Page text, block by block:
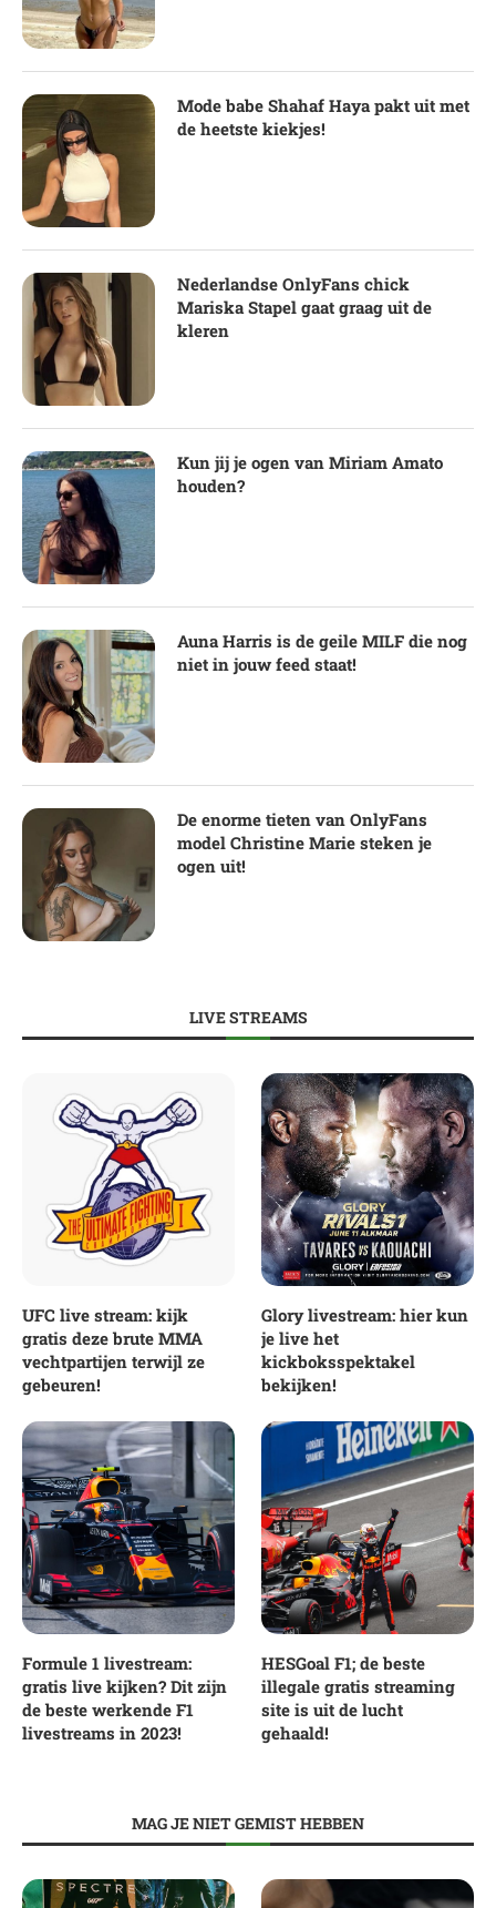
Mode babe Shahaf Haya pakt uit met
de heetste kiekjes!
Nederlandse OnlyFans chick
Mariska Stapel gaat graag uit de
kleren
Kun jij je ogen van Miriam Amato
houden?
Auna Harris is de geile MILF die nog
niet in jouw feed staat!
De enorme tieten van OnlyFans
model Christine Marie steken je
ogen uit!
LIVE STREAMS
UFC live stream: kijk
gratis deze brute MMA
vechtpartijen terwijl ze
gebeuren!
Glory livestream: hier kun
je live het
kickboksspektakel
bekijken!
Formule 1 livestream:
gratis live kijken? Dit zijn
de beste werkende F1
livestreams in 2023!
HESGoal F1; de beste
illegale gratis streaming
site is uit de lucht
gehaald!
MAG JE NIET GEMIST HEBBEN